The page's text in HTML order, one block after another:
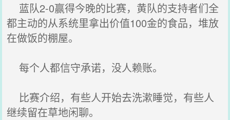
蓝队2-0赢得今晚的比赛，黄队的支持者们全
都主动的从系统里拿出价值100金的食品，堆放
在做饭的棚屋。
每个人都信守承诺，没人赖账。
比赛介绍，有些人开始去洗漱睡觉，有些人
继续留在草地闲聊。